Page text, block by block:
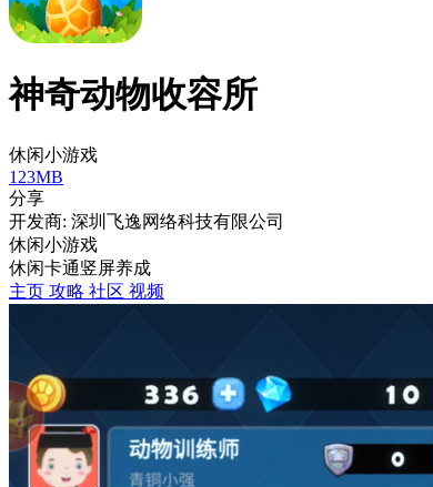
神奇动物收容所
休闲小游戏
123MB
分享
开发商: 深圳飞逸网络科技有限公司
休闲小游戏
休闲卡通竖屏养成
主页 攻略 社区 视频